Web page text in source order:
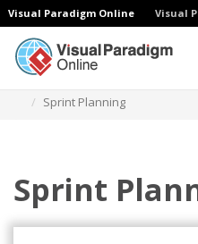
Visual Paradigm Online Visual
Sprint Planning
Sprint